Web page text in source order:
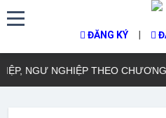
ĐĂNG KÝ |
NGƯ NGHIỆP THEO CHƯƠNG